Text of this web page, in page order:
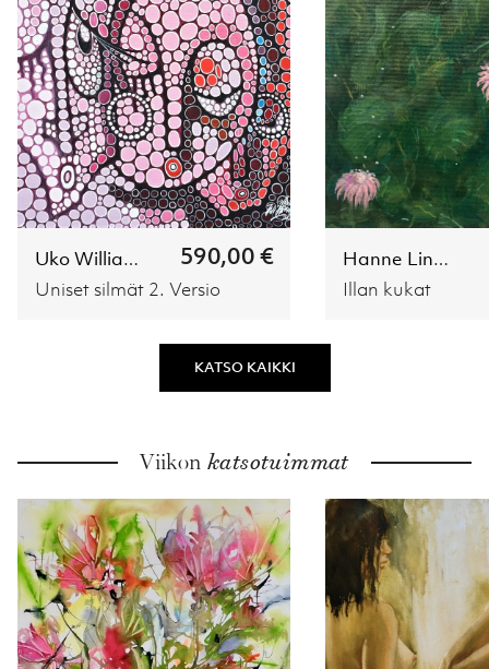
Uko Williams 590,00 €
Uniset silmät 2. Versio
Hanne Lindström
Illan kukat
KATSO KAIKKI
Viikon katsotuimmat